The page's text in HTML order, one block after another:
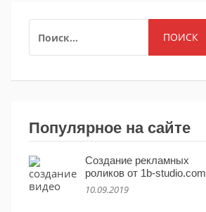
Популярное на сайте
Создание рекламных
роликов от 1b-studio.com
10.09.2019